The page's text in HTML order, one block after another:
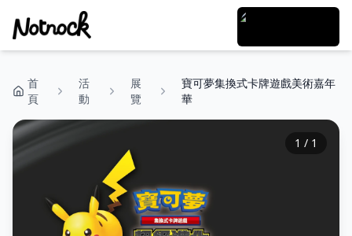
首
頁
活
動
展
覽
寶可夢集換式卡牌遊戲美術嘉年
華
1 / 1